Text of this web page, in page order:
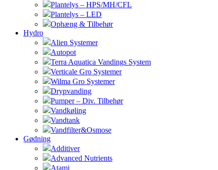
Plantelys – HPS/MH/CFL
Plantelys – LED
Ophæng & Tilbehør
Hydro
Alien Systemer
Autopot
Terra Aquatica Vandings System
Verticale Gro Systemer
Wilma Gro Systemer
Drypvanding
Pumper – Div. Tilbehør
Vandkøling
Vandtank
Vandfilter&Osmose
Gødning
Additiver
Advanced Nutrients
Atami